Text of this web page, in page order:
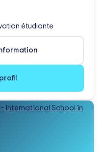
étudiante